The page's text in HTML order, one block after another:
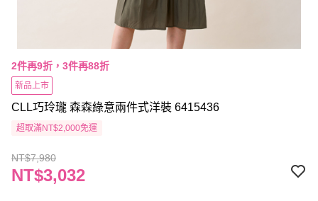
2件再9折，3件再88折
新品上市
CLL巧玲瓏 森森綠意兩件式洋裝 6415436
超取滿NT$2,000免運
NT$7,980
NT$3,032